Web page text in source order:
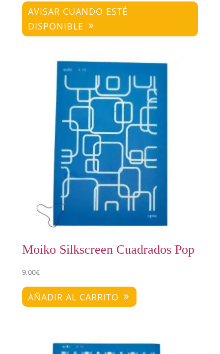
AVISAR CUANDO ESTÉ
DISPONIBLE
Moiko Silkscreen Cuadrados Pop
9,00€
AÑADIR AL CARRITO